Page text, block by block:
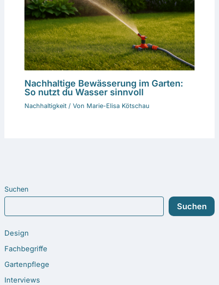
Suchen
Suchen
Design
Fachbegriffe
Gartenpflege
Interviews
Nachhaltige Bewässerung im Garten:
So nutzt du Wasser sinnvoll
Nachhaltigkeit/ Von Marie-Elisa Kötschau